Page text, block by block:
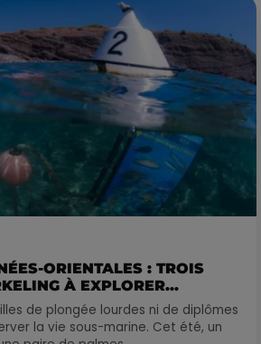
ORIENTALES : TROIS
À EXPLORER...
de plongée lourdes ni de diplômes
la vie sous-marine. Cet été, un